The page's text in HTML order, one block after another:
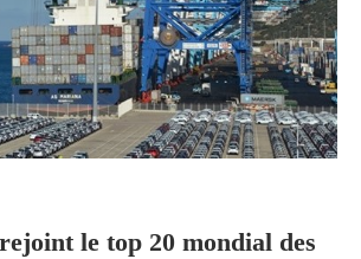
le top 20 mondial des